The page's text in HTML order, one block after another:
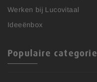
Werken bij Lucovitaal
Ideeënbox
Populaire categorie